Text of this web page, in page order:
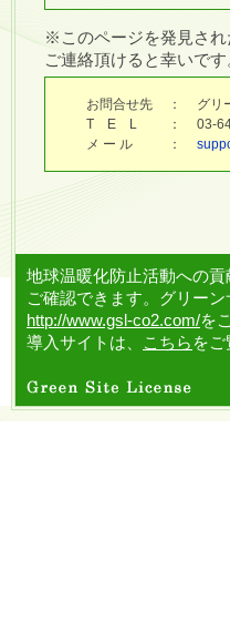
※このページを発見さ
ご連絡頂けると幸いです
お問合せ先 ：
グリ
T E L
：
03-
メ ー ル
：
地球温暖化防止活動への
ご確認できます。グリー
http://www.gsl-co2.com/を
導入サイトは、
こちら を